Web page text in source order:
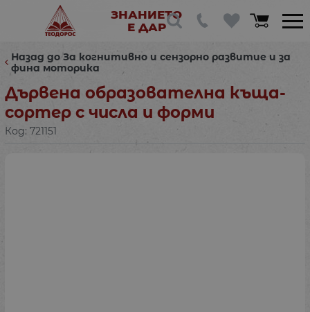
ЗНАНИЕТО
Е ДАР
Назад до За когнитивно и сензорно развитие и за
фина моторика
Дървена образователна къща-
сортер с числа и форми
Код: 721151